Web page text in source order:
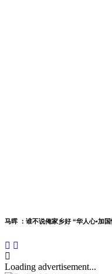
马晖 ：谁不说俺家乡好 “华人心•加国
Loading advertisement...